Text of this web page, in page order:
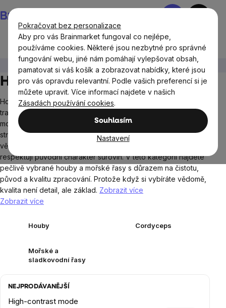
Pokračovat bez personalizace
Aby pro vás Brainmarket fungoval co nejlépe,
používáme cookies. Některé jsou nezbytné pro správné
fungování webu, jiné nám pomáhají vylepšovat obsah,
pamatovat si váš košík a zobrazovat nabídky, které jsou
pro vás opravdu relevantní. Podle vašich preferencí si je
můžete upravit. Více informací najdete v našich
Zásadách používání cookies.
Souhlasím
Nastavení
na
obsah
Nákupní
Potraviny Houby a řasy
Houby a řasy BrainMax
Houby a mořské řasy patří mezi potraviny, které mají hlubokou
tradici napříč kulturami. Dnes ale znovu získávají své místo v
moderním životním stylu. Sportovci, minimalisti, milovníci funkční
stravy i biohackeři je zařazují do svého jídelníčku jako součást
vědomého přístupu k výživě. Jsou přirozené, komplexní a
respektují původní charakter surovin. V této kategorii najdete
pečlivě vybrané houby a mořské řasy s důrazem na čistotu,
původ a kvalitu zpracování. Protože když si vybíráte vědomě,
kvalita není detail, ale základ. Zobrazit více
Zobrazit více
Houby Cordyceps
Mořské a
sladkovodní řasy
NEJPRODÁVANĚJŠÍ
High-contrast mode